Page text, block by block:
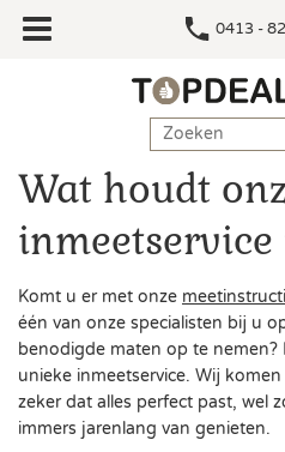
0413 -
Wat houdt
inmeetservice
Komt u er met onze
één van onze specialisten bij u
benodigde maten op te
unieke inmeetservice. Wij
zeker dat alles perfect past, wel
immers jarenlang van genieten.